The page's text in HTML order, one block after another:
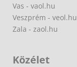
Vas - vaol.hu
Veszprém - veol.hu
Zala - zaol.hu
Közélet